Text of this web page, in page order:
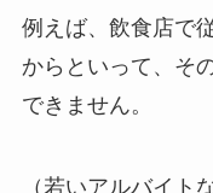
例えば、飲食店で
からといって、そ
できません。
（若いアルバイト